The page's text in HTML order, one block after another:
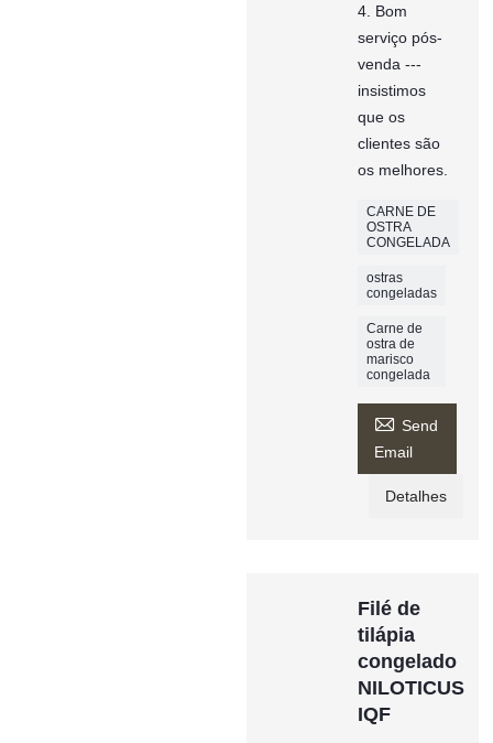
4. Bom
serviço pós-
venda ---
insistimos
que os
clientes são
os melhores.
CARNE DE
OSTRA
CONGELADA
ostras
congeladas
Carne de
ostra de
marisco
congelada
 Send
Email
Detalhes
Filé de
tilápia
congelado
NILOTICUS
IQF